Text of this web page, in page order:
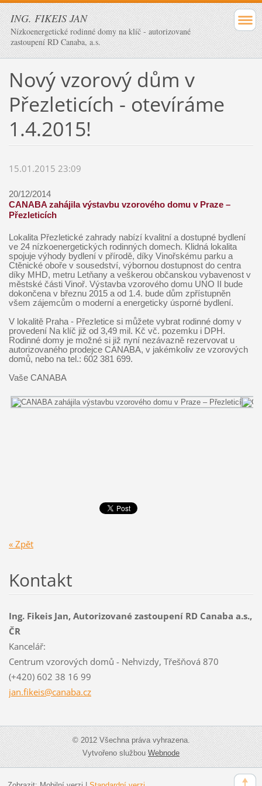
ING. FIKEIS JAN
Nízkoenergetické rodinné domy na klíč - autorizované
zastoupení RD Canaba, a.s.
Nový vzorový dům v
Přezleticích - otevíráme
1.4.2015!
15.01.2015 23:09
20/12/2014
CANABA zahájila výstavbu vzorového domu v Praze –
Přezleticích
Lokalita Přezletické zahrady nabízí kvalitní a dostupné bydlení
ve 24 nízkoenergetických rodinných domech. Klidná lokalita
spojuje výhody bydlení v přírodě, díky Vinořskému parku a
Ctěnické oboře v sousedství, výbornou dostupnost do centra
díky MHD, metru Letňany a veškerou občanskou vybavenost v
městské části Vinoř. Výstavba vzorového domu UNO II bude
dokončena v březnu 2015 a od 1.4. bude dům zpřístupněn
všem zájemcům o moderní a energeticky úsporné bydlení.
V lokalitě Praha - Přezletice si můžete vybrat rodinné domy v
provedení Na klíč již od 3,49 mil. Kč vč. pozemku i DPH.
Rodinné domy je možné si již nyní nezávazně rezervovat u
autorizovaného prodejce CANABA, v jakémkoliv ze vzorových
domů, nebo na tel.: 602 381 699.
Vaše CANABA
« Zpět
Kontakt
Ing. Fikeis Jan, Autorizované zastoupení RD Canaba a.s.,
ČR
Kancelář:
Centrum vzorových domů - Nehvizdy, Třešňová 870
(+420) 602 38 16 99
jan.fikeis@canaba.cz
© 2012 Všechna práva vyhrazena.
Vytvořeno službouWebnode